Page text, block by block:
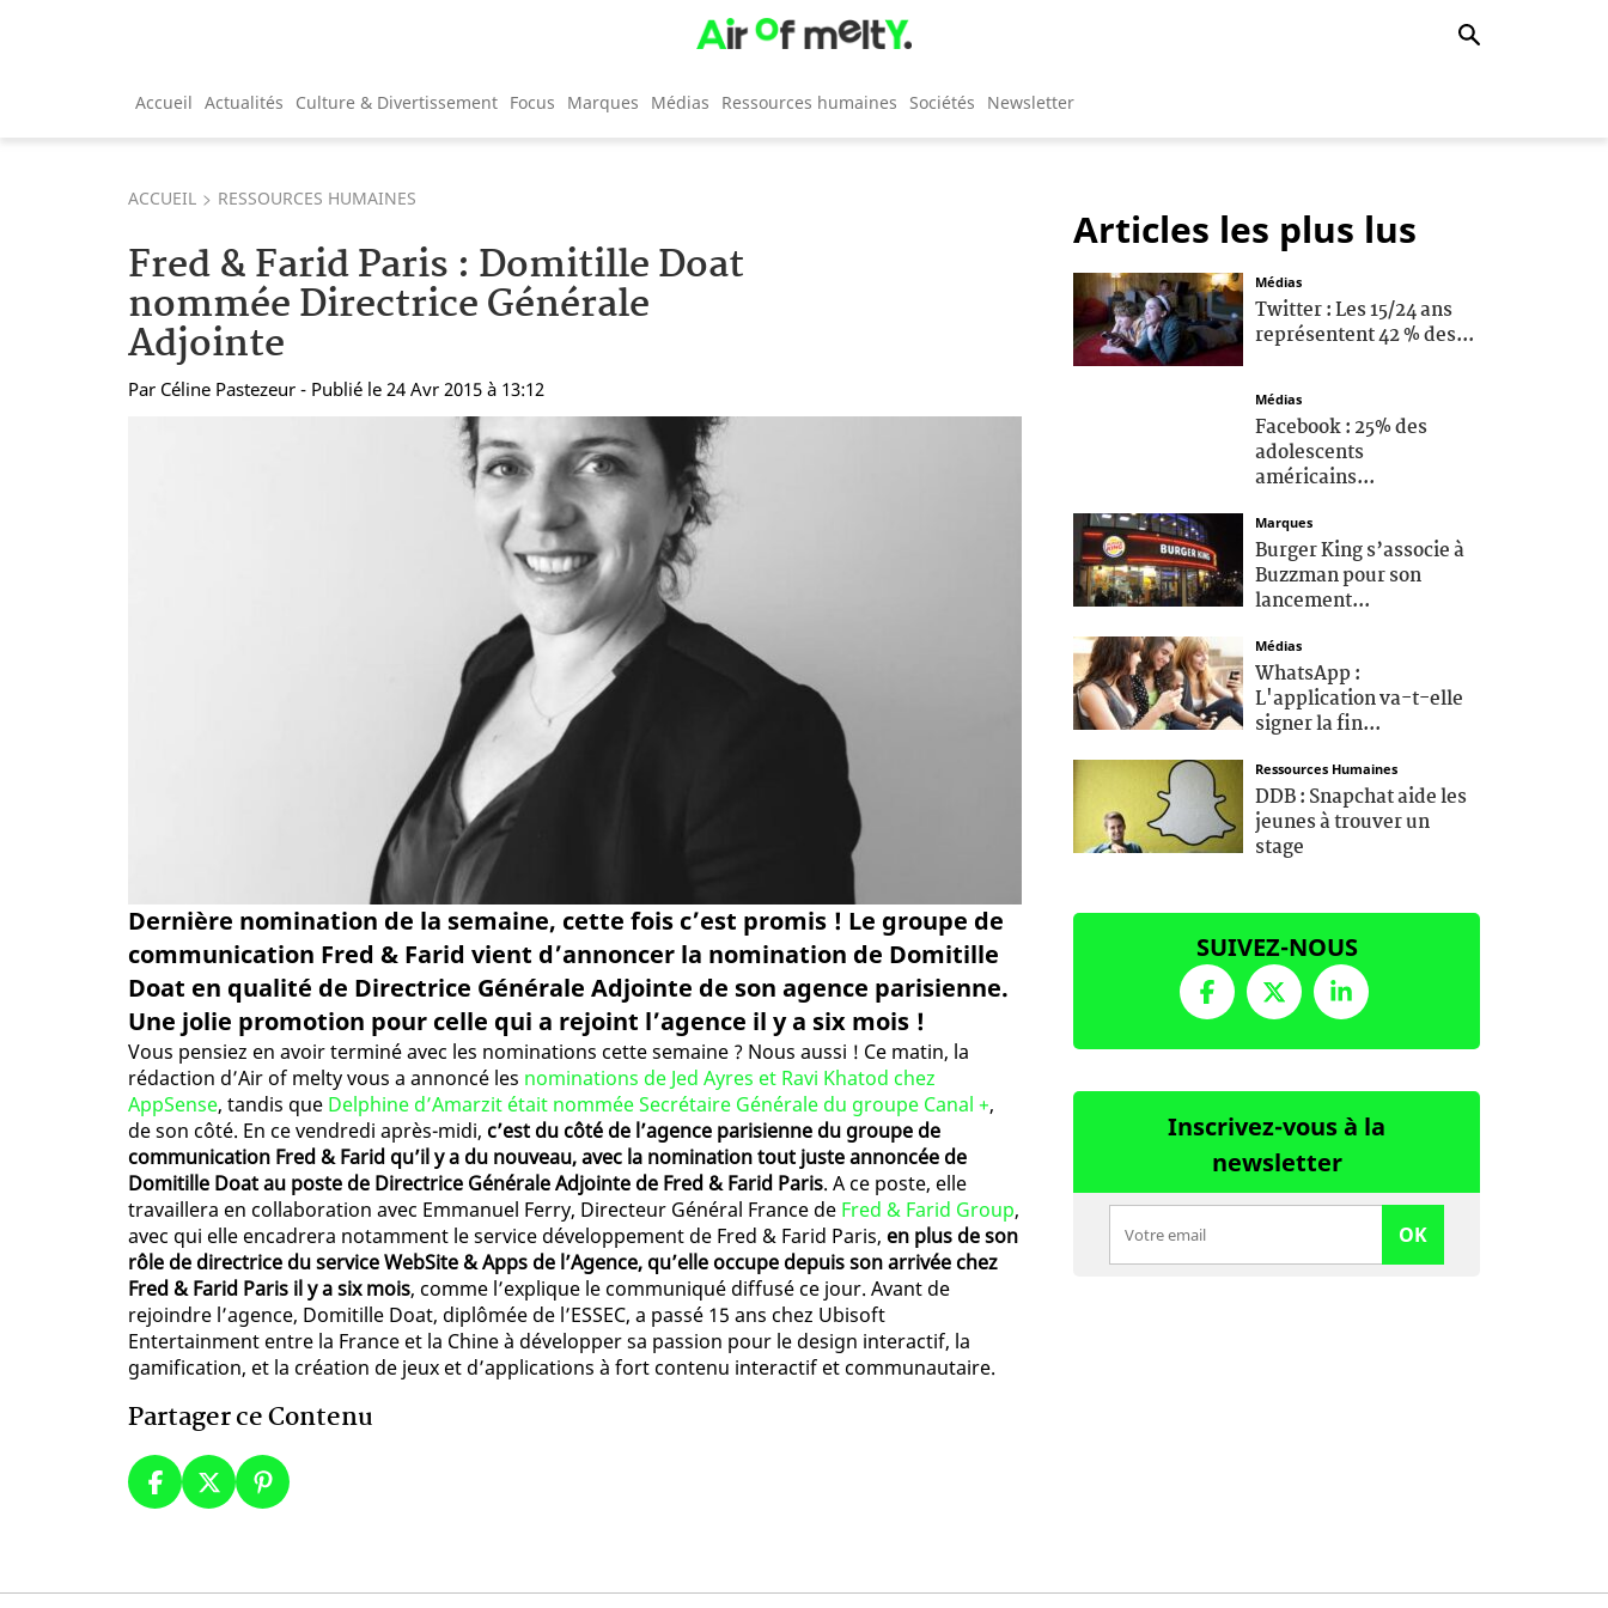
Accueil Actualités Culture & Divertissement Focus Marques Médias Ressources humaines Sociétés Newsletter
ACCUEIL RESSOURCES HUMAINES
Fred & Farid Paris : Domitille Doat
nommée Directrice Générale
Adjointe
Par Céline Pastezeur - Publié le 24 Avr 2015 à 13:12
Dernière nomination de la semaine, cette fois c’est promis ! Le groupe de
communication Fred & Farid vient d’annoncer la nomination de Domitille
Doat en qualité de Directrice Générale Adjointe de son agence parisienne.
Une jolie promotion pour celle qui a rejoint l’agence il y a six mois !
Vous pensiez en avoir terminé avec les nominations cette semaine ? Nous aussi ! Ce matin, la
rédaction d’Air of melty vous a annoncé les nominations de Jed Ayres et Ravi Khatod chez
AppSense, tandis que Delphine d’Amarzit était nommée Secrétaire Générale du groupe Canal +,
de son côté. En ce vendredi après-midi, c’est du côté de l’agence parisienne du groupe de
communication Fred & Farid qu’il y a du nouveau, avec la nomination tout juste annoncée de
Domitille Doat au poste de Directrice Générale Adjointe de Fred & Farid Paris. A ce poste, elle
travaillera en collaboration avec Emmanuel Ferry, Directeur Général France de Fred & Farid Group,
avec qui elle encadrera notamment le service développement de Fred & Farid Paris, en plus de son
rôle de directrice du service WebSite & Apps de l’Agence, qu’elle occupe depuis son arrivée chez
Fred & Farid Paris il y a six mois, comme l’explique le communiqué diffusé ce jour. Avant de
rejoindre l’agence, Domitille Doat, diplômée de l’ESSEC, a passé 15 ans chez Ubisoft
Entertainment entre la France et la Chine à développer sa passion pour le design interactif, la
gamification, et la création de jeux et d’applications à fort contenu interactif et communautaire.
Partager ce Contenu
Articles les plus lus
Médias
Twitter : Les 15/24 ans
représentent 42 % des...
Médias
Facebook : 25% des
adolescents
américains...
Marques
Burger King s’associe à
Buzzman pour son
lancement...
Médias
WhatsApp :
L'application va-t-elle
signer la fin...
Ressources Humaines
DDB : Snapchat aide les
jeunes à trouver un
stage
SUIVEZ-NOUS
Inscrivez-vous à la
newsletter
OK